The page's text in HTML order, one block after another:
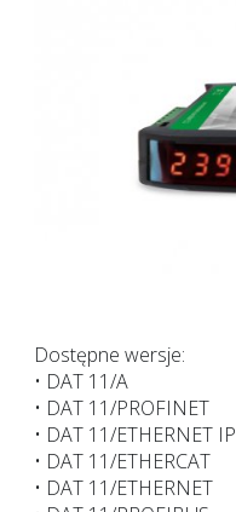
Dostępne wersje:
• DAT 11/A
• DAT 11/PROFINET
• DAT 11/ETHERNET IP
• DAT 11/ETHERCAT
• DAT 11/ETHERNET